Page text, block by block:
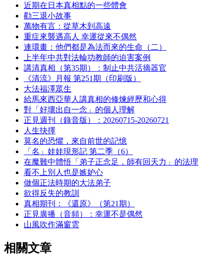
近期在日本真相點的一些體會
勸三退小故事
萬物有言：從草木到高遠
重症來襲遇高人 幸運從來不偶然
連環畫：他們都是為法而來的生命（二）
上半年中共對法輪功教師的迫害案例
講清真相（第35期）：制止中共活摘器官
《清流》月報 第251期（印刷版）
大法福澤眾生
給馬來西亞華人講真相的修煉經歷和心得
對「好壞出自一念」的個人理解
正見週刊（錄音版）：20260715-20260721
人生抉擇
莫名的恐懼，來自前世的記憶
「名」娃娃現形記 第二季（6）
在魔難中體悟「弟子正念足，師有回天力」的法理
看不上別人也是嫉妒心
做個正法時期的大法弟子
欲得反失的教訓
真相期刊：《還原》（第21期）
正見廣播（音頻）：幸運不是偶然
山風吹作滿窗雲
相關文章